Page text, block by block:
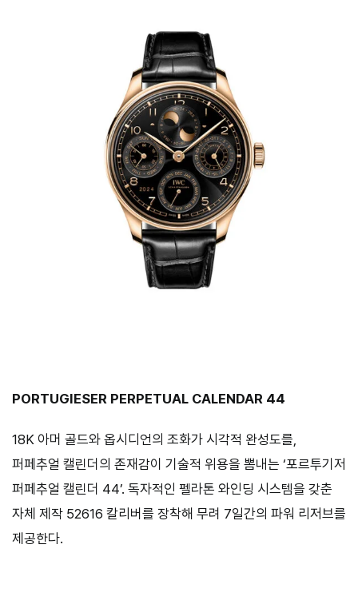
PORTUGIESER PERPETUAL CALENDAR 44
18K 아머 골드와 옵시디언의 조화가 시각적 완성도를,
퍼페추얼 캘린더의 존재감이 기술적 위용을 뽐내는 ‘포르투기저
퍼페추얼 캘린더 44’. 독자적인 펠라톤 와인딩 시스템을 갖춘
자체 제작 52616 칼리버를 장착해 무려 7일간의 파워 리저브를
제공한다.